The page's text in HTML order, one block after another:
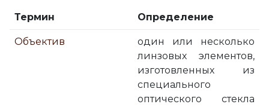
Термин Определение
Объектив
один или несколько
линзовых элементов,
изготовленных из
специального
оптического стекла